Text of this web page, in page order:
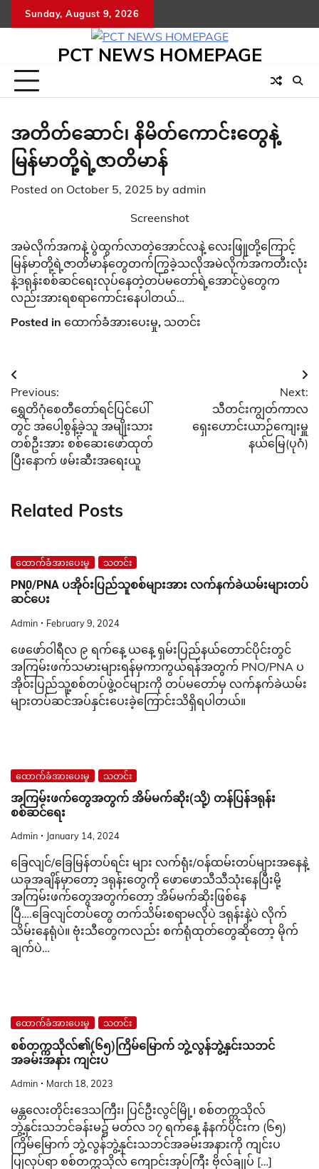
to
Sunday, August 9, 2026
PCT NEWS HOMEPAGE
အတိတ်ဆောင်၊ နိမိတ်ကောင်းတွေနဲ့
မြန်မာတို့ရဲ့ဇာတိမာန်
Posted on October 5, 2025 by admin
Screenshot
အမဲလိုက်အကနဲ့ ပွဲထွက်လာတဲ့အောင်လနဲ့ လေးဖြူတို့ကြောင့်
မြန်မာတို့ရဲ့ဇာတိမာန်တွေတက်ကြွခဲ့သလိုအမဲလိုက်အကတီးလုံး
နဲ့ဒရုန်းစစ်ဆင်ရေးလုပ်နေတဲ့တပ်မတော်ရဲ့အောင်ပွဲတွေက
လည်းအားရစရာကောင်းနေပါတယ်…
Posted in ထောက်ခံအားပေးမှု, သတင်း
Post
navigation
Previous:
ရွှေတိဂုံစေတီတော်ရင်ပြင်ပေါ်
တွင် အပေါ့စွန့်ခဲ့သူ အမျိုးသား
တစ်ဦးအား စစ်ဆေးဖော်ထုတ်
ပြီးနောက် ဖမ်းဆီးအရေးယူ
Next:
သီတင်းကျွတ်ကာလ
ရှေးဟောင်းယာဉ်ကျေးမှူ
နယ်မြေ(ပုဂံ)
Related Posts
ထောက်ခံအားပေးမှု သတင်း
PN0/PNA ပအိုဝ်းပြည်သူစစ်များအား လက်နက်ခဲယမ်းများတပ်
ဆင်ပေး
Admin February 9, 2024
ဖေဖော်ဝါရီလ ၉ ရက်နေ့ ယနေ့ ရှမ်းပြည်နယ်တောင်ပိုင်းတွင်
အကြမ်းဖက်သမားများရန်မှကာကွယ်ရန်အတွက် PNO/PNA ပ
အို၀်းပြည်သူ့စစ်တပ်ဖွဲ့ဝင်များကို တပ်မတော်မှ လက်နက်ခဲယမ်း
များတပ်ဆင်အပ်နှင်းပေးခဲ့ကြောင်းသိရှိရပါတယ်။
ထောက်ခံအားပေးမှု သတင်း
အကြမ်းဖက်တွေအတွက် အိမ်မက်ဆိုး(သို့) တန်ပြန်ဒရုန်း
စစ်ဆင်ရေး
Admin January 14, 2024
ခြေလျင်/ခြေမြန်တပ်ရင်း များ လက်ရုံး/ဝန်ထမ်းတပ်များအနေနဲ့
ယခုအချိန်မှာတော့ ဒရုန်းတွေကို ဖောဖောသီသီသုံးနေပြီးမို့
အကြမ်းဖက်တွေအတွက်တော့ အိမ်မက်ဆိုးဖြစ်နေ
ပြီ….ခြေလျင်တပ်တွေ တက်သိမ်းစရာမလိုပဲ ဒရုန်းနဲ့ပဲ လိုက်
သိမ်းနေရုံပဲ။ ဗုံးသီတွေကလည်း စက်ရုံထုတ်တွေဆိုတော့ မိုက်
ချက်ပဲ…
ထောက်ခံအားပေးမှု သတင်း
စစ်တက္ကသိုလ်၏(၆၅)ကြိမ်မြောက် ဘွဲ့လွန်ဘွဲ့နှင်းသဘင်
အခမ်းအနား ကျင်းပ
Admin March 18, 2023
မန္တလေးတိုင်းဒေသကြီး၊ ပြင်ဦးလွင်မြို့၊ စစ်တက္ကသိုလ်
ဘွဲ့နှင်းသဘင်ခန်းမ၌ မတ်လ ၁၇ ရက်နေ့ နံနက်ပိုင်းက (၆၅)
ကြိမ်မြောက် ဘွဲ့လွန်ဘွဲ့နှင်းသဘင်အခမ်းအနားကို ကျင်းပ
ပြုလုပ်ရာ စစ်တက္ကသိုလ် ကျောင်းအုပ်ကြီး ဗိုလ်ချုပ် […]